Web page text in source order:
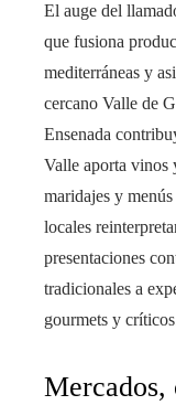
El auge del
que fusiona
mediterráneas y
cercano Valle de
Ensenada
Valle aporta vinos
maridajes y
locales
presentaciones
tradicionales a
gourmets y